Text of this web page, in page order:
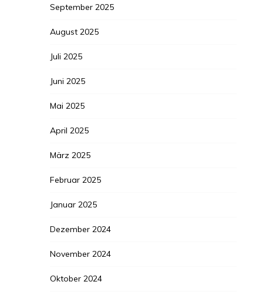
September 2025
August 2025
Juli 2025
Juni 2025
Mai 2025
April 2025
März 2025
Februar 2025
Januar 2025
Dezember 2024
November 2024
Oktober 2024